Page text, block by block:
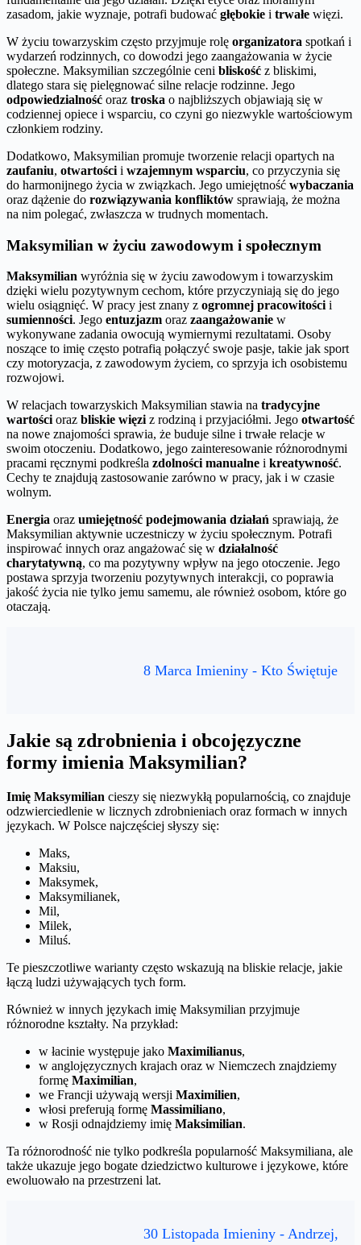
zasadom, jakie wyznaje, potrafi budować głębokie i trwałe więzi.
W życiu towarzyskim często przyjmuje rolę organizatora spotkań i
wydarzeń rodzinnych, co dowodzi jego zaangażowania w życie
społeczne. Maksymilian szczególnie ceni bliskość z bliskimi,
dlatego stara się pielęgnować silne relacje rodzinne. Jego
odpowiedzialność oraz troska o najbliższych objawiają się w
codziennej opiece i wsparciu, co czyni go niezwykle wartościowym
członkiem rodziny.
Dodatkowo, Maksymilian promuje tworzenie relacji opartych na
zaufaniu, otwartości i wzajemnym wsparciu, co przyczynia się
do harmonijnego życia w związkach. Jego umiejętność wybaczania
oraz dążenie do rozwiązywania konfliktów sprawiają, że można
na nim polegać, zwłaszcza w trudnych momentach.
Maksymilian w życiu zawodowym i społecznym
Maksymilian wyróżnia się w życiu zawodowym i towarzyskim
dzięki wielu pozytywnym cechom, które przyczyniają się do jego
wielu osiągnięć. W pracy jest znany z ogromnej pracowitościi
sumienności. Jego entuzjazm oraz zaangażowanie w
wykonywane zadania owocują wymiernymi rezultatami. Osoby
noszące to imię często potrafią połączyć swoje pasje, takie jak sport
czy motoryzacja, z zawodowym życiem, co sprzyja ich osobistemu
rozwojowi.
W relacjach towarzyskich Maksymilian stawia na tradycyjne
wartościoraz bliskie więziz rodziną i przyjaciółmi. Jego otwartość
na nowe znajomości sprawia, że buduje silne i trwałe relacje w
swoim otoczeniu. Dodatkowo, jego zainteresowanie różnorodnymi
pracami ręcznymi podkreśla zdolności manualne i kreatywność.
Cechy te znajdują zastosowanie zarówno w pracy, jak i w czasie
wolnym.
Energia oraz umiejętność podejmowania działań sprawiają, że
Maksymilian aktywnie uczestniczy w życiu społecznym. Potrafi
inspirować innych oraz angażować się w działalność
charytatywną, co ma pozytywny wpływ na jego otoczenie. Jego
postawa sprzyja tworzeniu pozytywnych interakcji, co poprawia
jakość życia nie tylko jemu samemu, ale również osobom, które go
otaczają.
8 Marca Imieniny - Kto Świętuje
Jakie są zdrobnienia i obcojęzyczne
formy imienia Maksymilian?
Imię Maksymilian cieszy się niezwykłą popularnością, co znajduje
odzwierciedlenie w licznych zdrobnieniach oraz formach w innych
językach. W Polsce najczęściej słyszy się:
Maks,
Maksiu,
Maksymek,
Maksymilianek,
Mil,
Milek,
Miluś.
Te pieszczotliwe warianty często wskazują na bliskie relacje, jakie
łączą ludzi używających tych form.
Również w innych językach imię Maksymilian przyjmuje
różnorodne kształty. Na przykład:
w łacinie występuje jako Maximilianus,
w anglojęzycznych krajach oraz w Niemczech znajdziemy
formę Maximilian,
we Francji używają wersji Maximilien,
włosi preferują formę Massimiliano,
w Rosji odnajdziemy imię Maksimilian.
Ta różnorodność nie tylko podkreśla popularność Maksymiliana, ale
także ukazuje jego bogate dziedzictwo kulturowe i językowe, które
ewoluowało na przestrzeni lat.
30 Listopada Imieniny - Andrzej,